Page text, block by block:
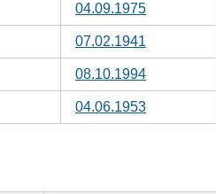
04.09.1975
07.02.1941
08.10.1994
04.06.1953